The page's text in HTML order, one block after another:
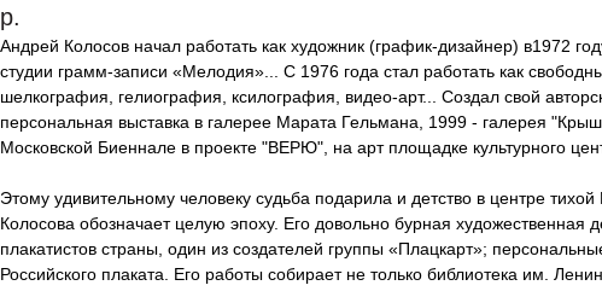
р.
Андрей Колосов начал работать как художник (график-дизайнер) в1972
студии грамм-записи «Мелодия»... С 1976 года стал работать как
шелкография, гелиография, ксилография, видео-арт... Создал свой
персональная выставка в галерее Марата Гельмана, 1999 - галерея
Московской Биеннале в проекте "ВЕРЮ", на арт площадке культурного
Этому удивительному человеку судьба подарила и детство в центре
Колосова обозначает целую эпоху. Его довольно бурная художественная
плакатистов страны, один из создателей группы «Плацкарт»;
Российского плаката. Его работы собирает не только библиотека им.